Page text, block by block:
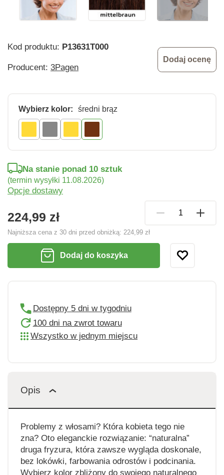
Kod produktu: P13631T000
Producent: 3Pagen
Dodaj ocenę
Wybierz kolor: średni brąz
224,99 zł
Najniższa cena z 30 dni przed obniżką: 224,99 zł
Na stanie ponad 10 sztuk
(termin wysyłki 11.08.2026)
Opcje dostawy
Dodaj do koszyka
Dostępny 5 dni w tygodniu
100 dni na zwrot towaru
Wszystko w jednym miejscu
Opis
Problemy z włosami? Która kobieta tego nie
zna? Oto eleganckie rozwiązanie: “naturalna”
druga fryzura, która zawsze wygląda doskonale,
bez lokówki, farbowania odrostów i podcinania.
Wybierz kolor zbliżony do swojego naturalnego